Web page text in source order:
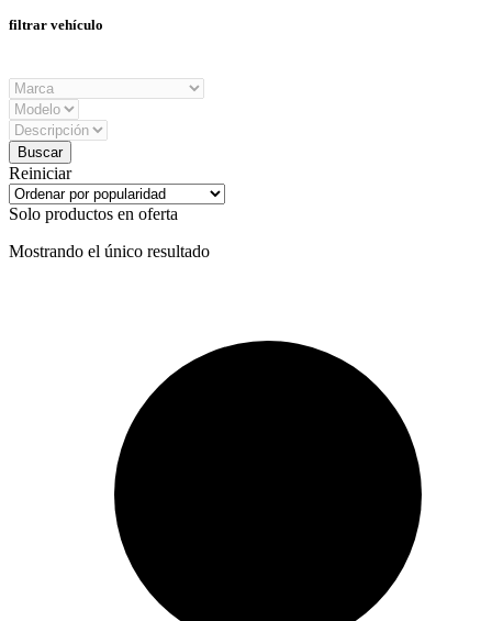
filtrar vehículo
Reiniciar
Solo productos en oferta
Mostrando el único resultado